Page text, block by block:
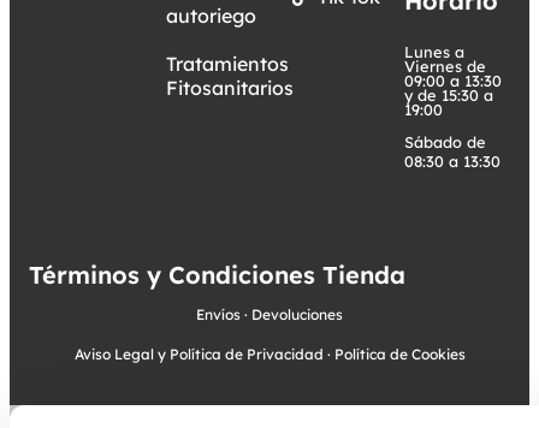
autoriego
Tratamientos
Fitosanitarios
Lunes a
Viernes de
09:00 a 13:30
y de 15:30 a
19:00
Sábado de
08:30 a 13:30
Términos y Condiciones Tienda
Envíos · Devoluciones
Aviso Legal y Política de Privacidad · Política de Cookies